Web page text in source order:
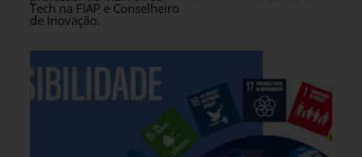
Tech na FIAP e Conselheiro
de Inovação.